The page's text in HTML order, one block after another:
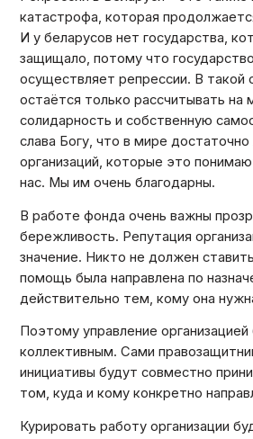
катастрофа, которая
И у беларусов нет государства,
защищало, потому что
осуществляет репрессии. В такой
остаётся только рассчитывать
солидарность и собственную
слава Богу, что в мире
организаций, которые это
нас. Мы им очень благодарны.
В работе фонда очень важны
бережливость. Репутация
значение. Никто не должен
помощь была направлена ​​по
действительно тем, кому она
Поэтому управление организацией
коллективным. Сами
инициативы будут совместно
том, куда и кому конкретно
Курировать работу организации